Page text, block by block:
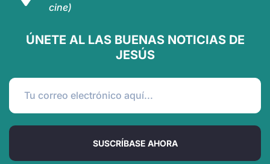
cine)
ÚNETE AL LAS BUENAS NOTICIAS DE
JESÚS
SUSCRÍBASE AHORA